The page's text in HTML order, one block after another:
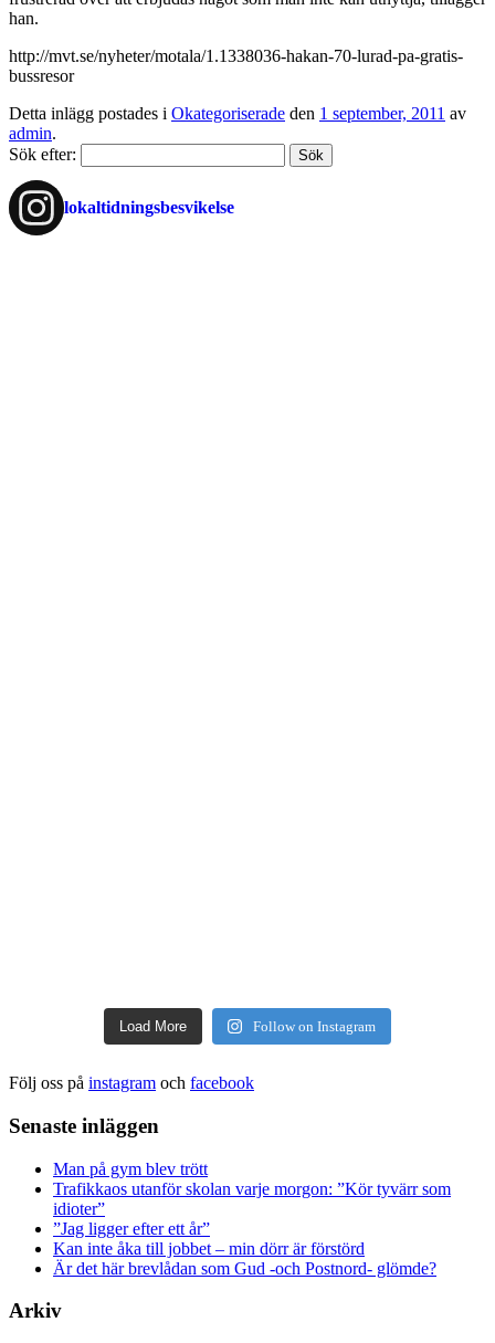
han.
http://mvt.se/nyheter/motala/1.1338036-hakan-70-lurad-pa-gratis-
bussresor
Detta inlägg postades i Okategoriserade den 1 september, 2011 av
admin.
Sök efter:
lokaltidningsbesvikelse
Load More Follow on Instagram
Följ oss på instagram och facebook
Senaste inläggen
Man på gym blev trött
Trafikkaos utanför skolan varje morgon: ”Kör tyvärr som
idioter”
”Jag ligger efter ett år”
Kan inte åka till jobbet – min dörr är förstörd
Är det här brevlådan som Gud -och Postnord- glömde?
Arkiv